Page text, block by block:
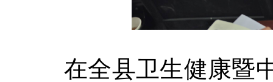
在全县卫生健康暨